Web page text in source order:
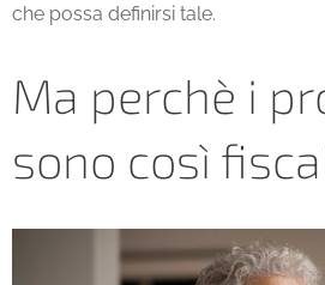
che possa definirsi tale.
Ma perchè i
sono così